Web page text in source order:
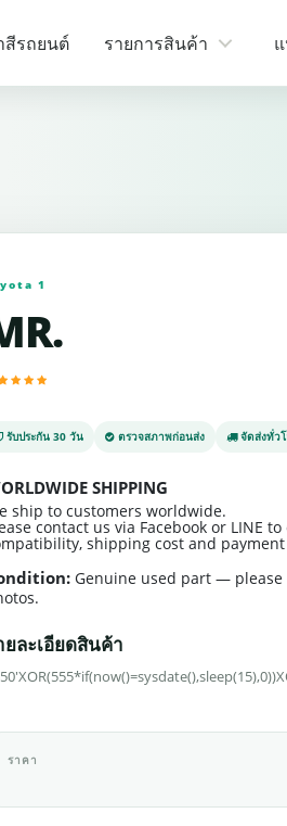
สีรถยนต์ รายการสินค้า
1
รับประกัน 30 วัน ตรวจสภาพก่อนส่ง จัดส่งทั่ว
SHIPPING
ship to customers worldwide.
contact us via Facebook or LINE
shipping cost and
Genuine used part —
ยละเอียดสินค้า
ราคา